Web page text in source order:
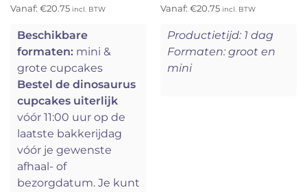
Vanaf: €20.75 incl. BTW
Beschikbare
formaten: mini &
grote cupcakes
Bestel de dinosaurus
cupcakes uiterlijk
vóór 11:00 uur op de
laatste bakkerijdag
vóór je gewenste
afhaal- of
bezorgdatum. Je kunt
Vanaf: €20.75 incl. BTW
Productietijd: 1 dag
Formaten: groot en
mini